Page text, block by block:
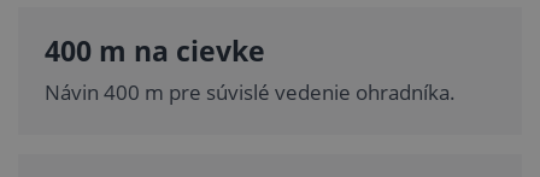
400 m na cievke
Návin 400 m pre súvislé vedenie ohradníka.